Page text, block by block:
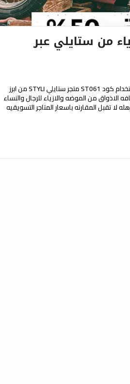
من ستايلي عبر
كوبون خصم ستايلي علي جميع الازياء الرجالي والنسائي عند استخدام كود ST061 متجر ستايلي STYLI من ابرز
الاذواق من الموضه والازياء للرجال والنساء
تقبل المقارنه باسعار المتاجر التسويقيه